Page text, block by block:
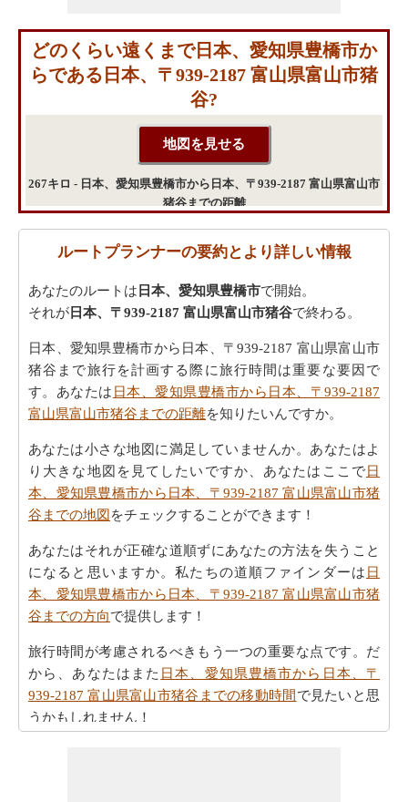
どのくらい遠くまで日本、愛知県豊橋市か
らである日本、〒939-2187 富山県富山市猪
谷?
267キロ - 日本、愛知県豊橋市から日本、〒939-2187 富山県富山市
猪谷までの距離
ルートプランナーの要約とより詳しい情報
あなたのルートは 日本、愛知県豊橋市で開始。
それが 日本、〒939-2187 富山県富山市猪谷で終わる。
日本、愛知県豊橋市から日本、〒939-2187 富山県富山市
猪谷まで旅行を計画する際に旅行時間は重要な要因で
す。あなたは 日本、愛知県豊橋市から日本、〒939-2187
富山県富山市猪谷までの距離を知りたいんですか。
あなたは小さな地図に満足していませんか。あなたはよ
り大きな地図を見てしたいですか、あなたはここで日
本、愛知県豊橋市から日本、〒939-2187 富山県富山市猪
谷までの地図をチェックすることができます！
あなたはそれが正確な道順ずにあなたの方法を失うこと
になると思いますか。私たちの道順ファインダーは 日
本、愛知県豊橋市から日本、〒939-2187 富山県富山市猪
谷までの方向で提供します！
旅行時間が考慮されるべきもう一つの重要な点です。だ
から、あなたはまた 日本、愛知県豊橋市から日本、〒
939-2187 富山県富山市猪谷までの移動時間で見たいと思
うかもしれません！